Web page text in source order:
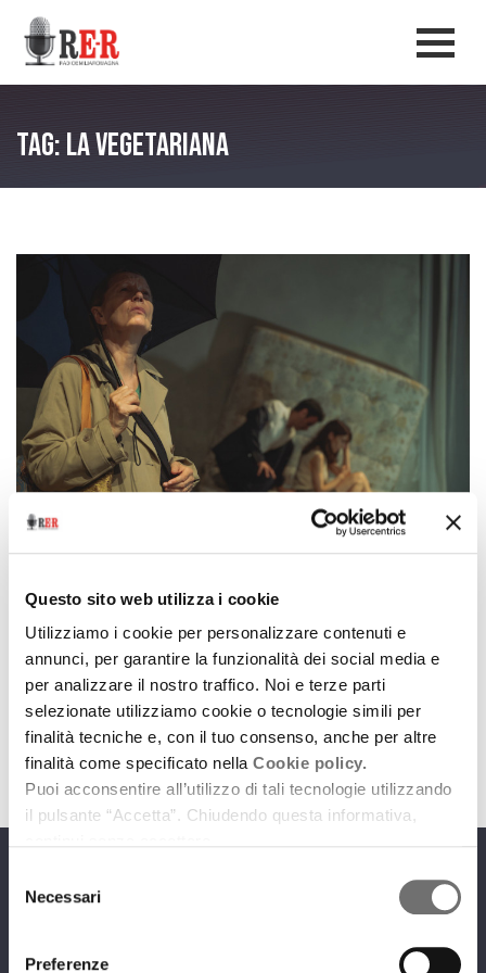
Questo sito web utilizza i cookie
Utilizziamo i cookie per personalizzare contenuti e
annunci, per garantire la funzionalità dei social media e
per analizzare il nostro traffico. Noi e terze parti
selezionate utilizziamo cookie o tecnologie simili per
finalità tecniche e, con il tuo consenso, anche per altre
finalità come specificato nella Cookie policy.
Puoi acconsentire all’utilizzo di tali tecnologie utilizzando
il pulsante “Accetta”. Chiudendo questa informativa,
delNecessari
Preferenze
Salta al contenuto principale
Tag: la vegetariana
Spettacoli in Emilia-Romagna
romanzo della scrittrice Premio Nobel Han Kang
15 ottobre 2024
Intervista all'attrice e regista
Ascolta downloadPodcast